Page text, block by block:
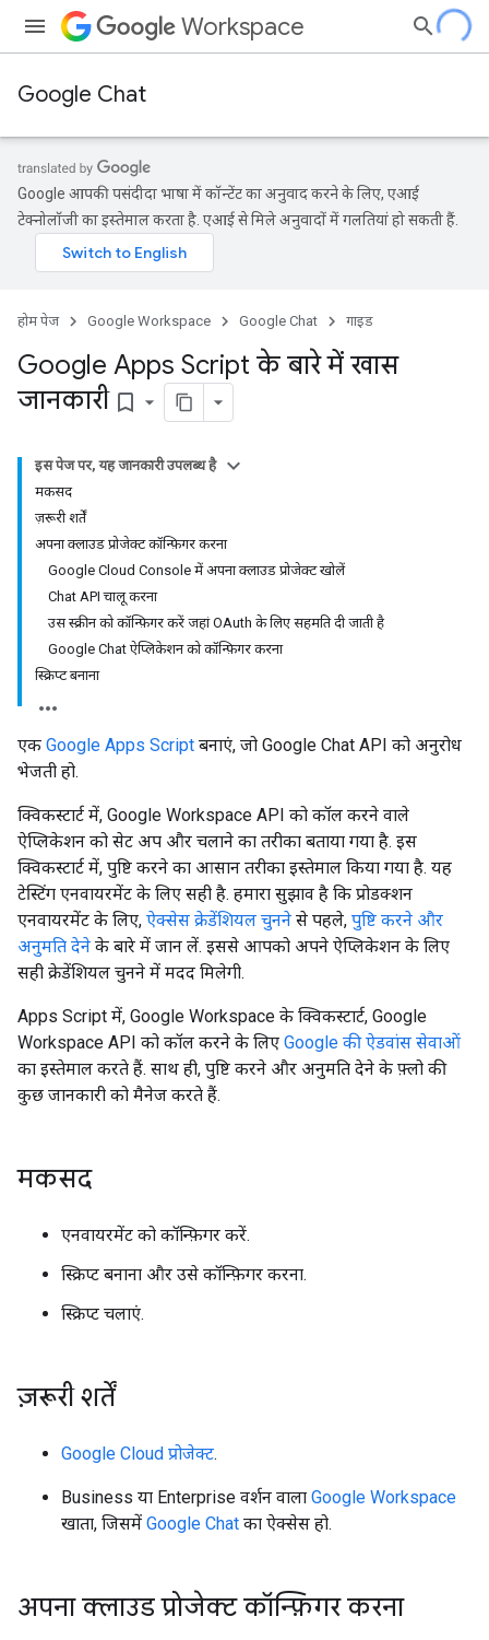
Workspace
Google Chat
Google आपकी पसंदीदा भाषा में कॉन्टेंट का अनुवाद करने के लिए, एआई
टेक्नोलॉजी का इस्तेमाल करता है. एआई से मिले अनुवादों में गलतियां हो सकती हैं.
होम पेज Google Workspace Google Chat गाइड
Google Apps Script के बारे में खास
जानकारी bookmark_border
इस पेज पर, यह जानकारी उपलब्ध है
मकसद
ज़रूरी शर्तें
अपना क्लाउड प्रोजेक्ट कॉन्फ़िगर करना
Google Cloud Console में अपना क्लाउड प्रोजेक्ट खोलें
Chat API चालू करना
उस स्क्रीन को कॉन्फ़िगर करें जहां OAuth के लिए सहमति दी जाती है
Google Chat ऐप्लिकेशन को कॉन्फ़िगर करना
स्क्रिप्ट बनाना
एक Google Apps Script बनाएं, जो Google Chat API को अनुरोध
भेजती हो.
क्विकस्टार्ट में, Google Workspace API को कॉल करने वाले
ऐप्लिकेशन को सेट अप और चलाने का तरीका बताया गया है. इस
क्विकस्टार्ट में, पुष्टि करने का आसान तरीका इस्तेमाल किया गया है. यह
टेस्टिंग एनवायरमेंट के लिए सही है. हमारा सुझाव है कि प्रोडक्शन
एनवायरमेंट के लिए, ऐक्सेस क्रेडेंशियल चुनने से पहले, पुष्टि करने और
अनुमति देने के बारे में जान लें. इससे आपको अपने ऐप्लिकेशन के लिए
सही क्रेडेंशियल चुनने में मदद मिलेगी.
Apps Script में, Google Workspace के क्विकस्टार्ट, Google
Workspace API को कॉल करने के लिए Google की ऐडवांस सेवाओं
का इस्तेमाल करते हैं. साथ ही, पुष्टि करने और अनुमति देने के फ़्लो की
कुछ जानकारी को मैनेज करते हैं.
मकसद
एनवायरमेंट को कॉन्फ़िगर करें.
स्क्रिप्ट बनाना और उसे कॉन्फ़िगर करना.
स्क्रिप्ट चलाएं.
ज़रूरी शर्तें
Google Cloud प्रोजेक्ट.
Business या Enterprise वर्शन वाला Google Workspace
खाता, जिसमें Google Chat का ऐक्सेस हो.
अपना क्लाउड प्रोजेक्ट कॉन्फ़िगर करना